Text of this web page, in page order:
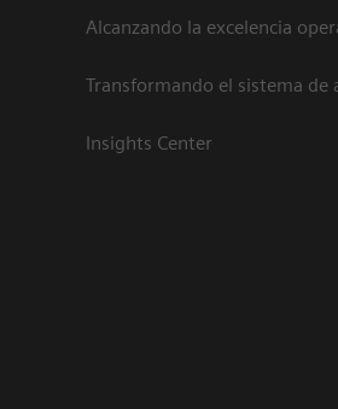
Alcanzando la excelencia
Transformando el sistema de
Insights Center